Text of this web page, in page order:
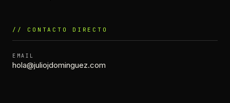
// CONTACTO DIRECTO
EMAIL
hola@juliojdominguez.com